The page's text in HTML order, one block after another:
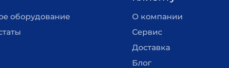
оборудование
О компании
Сервис
Доставка
Блог